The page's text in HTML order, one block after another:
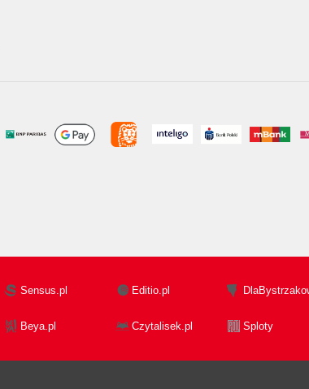
Sensus.pl Editio.pl
Beya.pl Czytalisek.pl Sploty